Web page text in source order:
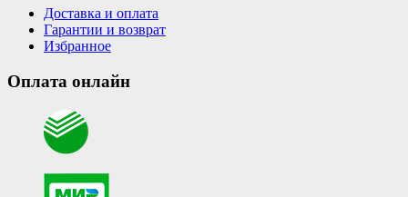
Доставка и оплата
Гарантии и возврат
Избранное
Оплата онлайн